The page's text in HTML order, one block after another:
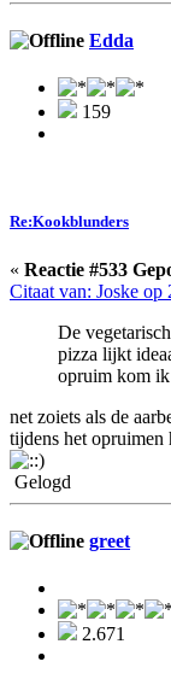
Edda
159
Re:Kookblunders
« Reactie #533
Citaat van: Joske
De
pizza lijkt
opruim kom ik
net zoiets als de
tijdens het opruimen
Gelogd
greet
2.671